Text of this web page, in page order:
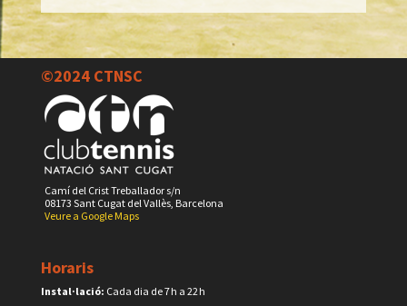
©2024 CTNSC
Camí del Crist Treballador s/n
08173 Sant Cugat del Vallès, Barcelona
Veure a Google Maps
Horaris
Instal·lació: Cada dia de 7 h a 22 h